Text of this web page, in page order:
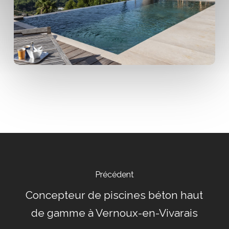
Précédent
Concepteur de piscines béton haut
de gamme à Vernoux-en-Vivarais